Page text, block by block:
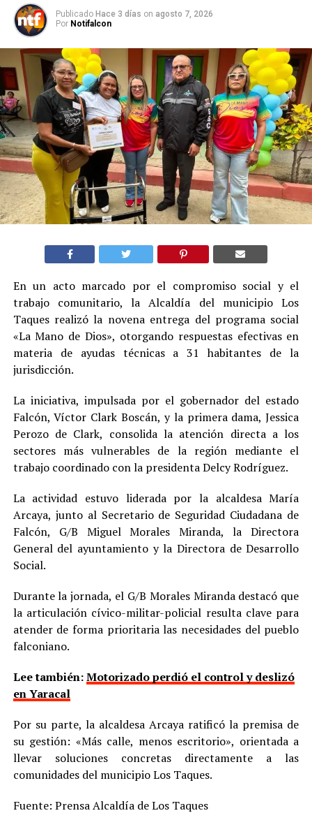
Publicado Hace 3 días on agosto 7, 2026
Por Notifalcon
En un acto marcado por el compromiso social y el
trabajo comunitario, la Alcaldía del municipio Los
Taques realizó la novena entrega del programa social
«La Mano de Dios», otorgando respuestas efectivas en
materia de ayudas técnicas a 31 habitantes de la
jurisdicción.
La iniciativa, impulsada por el gobernador del estado
Falcón, Víctor Clark Boscán, y la primera dama, Jessica
Perozo de Clark, consolida la atención directa a los
sectores más vulnerables de la región mediante el
trabajo coordinado con la presidenta Delcy Rodríguez.
La actividad estuvo liderada por la alcaldesa María
Arcaya, junto al Secretario de Seguridad Ciudadana de
Falcón, G/B Miguel Morales Miranda, la Directora
General del ayuntamiento y la Directora de Desarrollo
Social.
Durante la jornada, el G/B Morales Miranda destacó que
la articulación cívico-militar-policial resulta clave para
atender de forma prioritaria las necesidades del pueblo
falconiano.
Lee también:Motorizado perdió el control y deslizó
en Yaracal
Por su parte, la alcaldesa Arcaya ratificó la premisa de
su gestión: «Más calle, menos escritorio», orientada a
llevar soluciones concretas directamente a las
comunidades del municipio Los Taques.
Fuente: Prensa Alcaldía de Los Taques